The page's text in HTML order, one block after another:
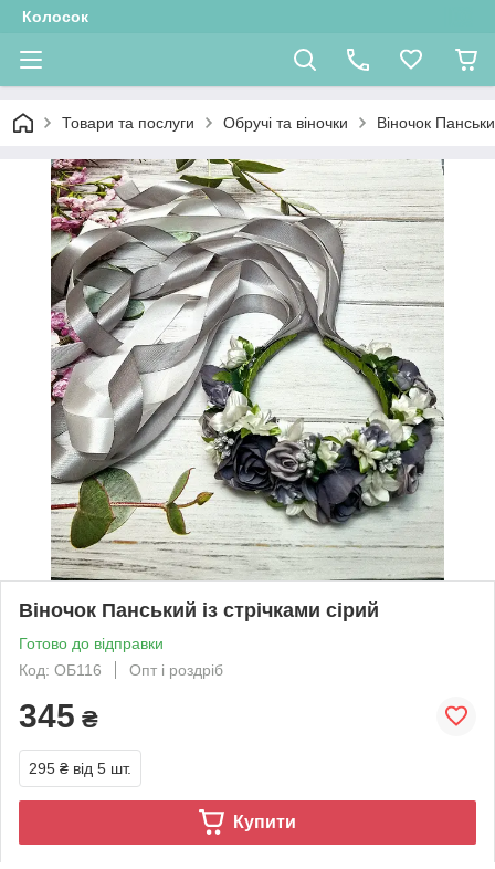
Колосок
Товари та послуги Обручі та віночки Віночок
Віночок Панський із стрічками сірий
Готово до відправки
Код: ОБ116
Опт і роздріб
345 ₴
295 ₴ від 5 шт.
Купити